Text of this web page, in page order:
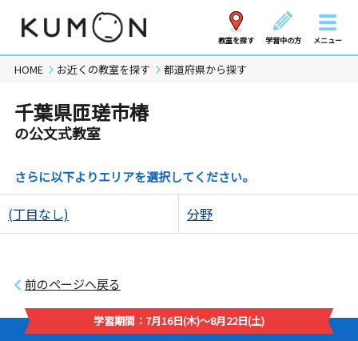
教室を探す 学習中の方 メニュー
HOME お近くの教室を探す 都道府県から探す
千葉県匝瑳市椿
の公文式教室
さらに以下よりエリアを選択してください。
(丁目なし) 分野
前のページへ戻る
学習期間：7月16日(木)～8月22日(土)